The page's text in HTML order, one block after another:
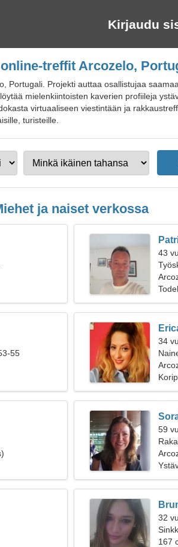
Kirjaudu
treffit Arcozelo,
Portugali. Projekti auttaa osallistujaa
mielenkiintoisten kaverien profiileja
virtuaaliseen viestintään ja
turisteille.
ja naiset verkossa
43
55
34
59
32
167